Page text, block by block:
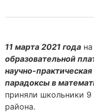
11 марта 2021 года
образовательной
научно-
парадоксы в
приняли школьники 9
района.